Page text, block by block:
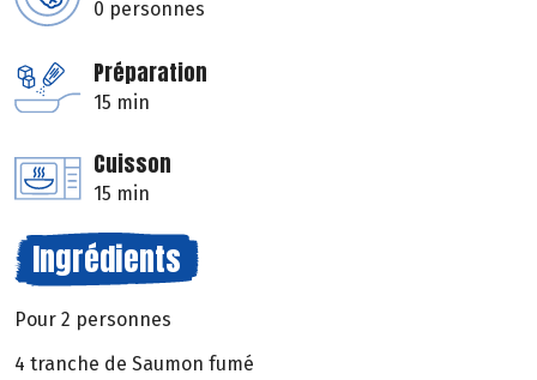
0 personnes
Préparation
15 min
Cuisson
15 min
Ingrédients
Pour 2 personnes
4 tranche de Saumon fumé